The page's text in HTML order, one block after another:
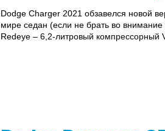
Dodge Charger 2021 обзавелся новой
мире седан (если не брать во
Redeye – 6,2-литровый компрессорный